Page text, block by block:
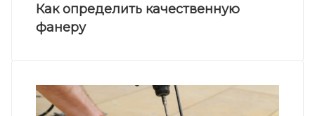
Как определить качественную
фанеру